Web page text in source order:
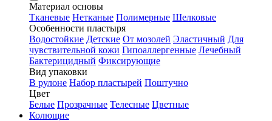
Материал основы
Тканевые Нетканые Полимерные Шелковые
Особенности пластыря
Водостойкие Детские От мозолей Эластичный Для
чувствительной кожи Гипоаллергенные Лечебный
Бактерицидный Фиксирующие
Вид упаковки
В рулоне Набор пластырей Поштучно
Цвет
Белые Прозрачные Телесные Цветные
Колющие